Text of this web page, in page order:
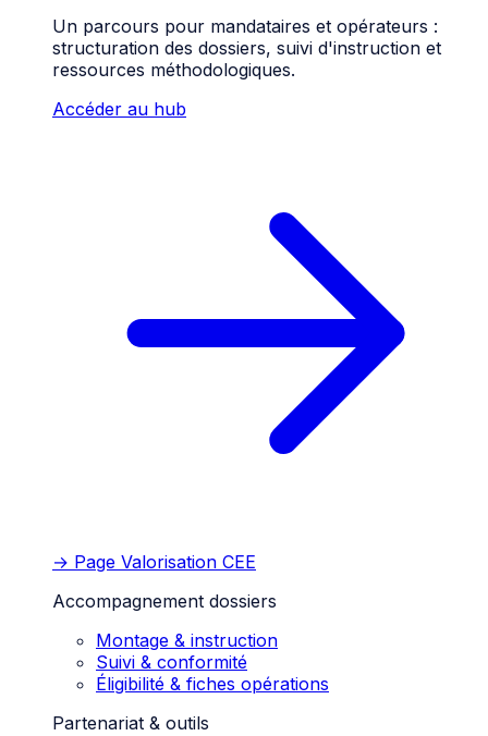
Un parcours pour mandataires et opérateurs :
structuration des dossiers, suivi d'instruction et
ressources méthodologiques.
Accéder au hub
→ Page Valorisation CEE
Accompagnement dossiers
Montage & instruction
Suivi & conformité
Éligibilité & fiches opérations
Partenariat & outils